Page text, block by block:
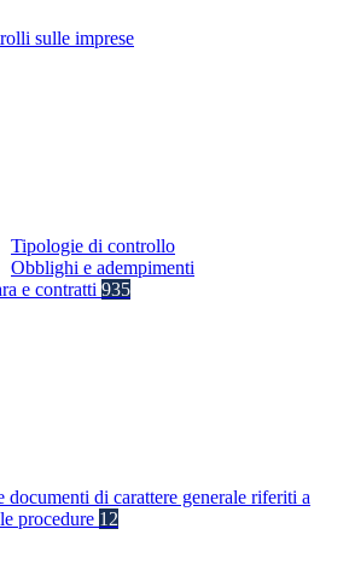
sulle imprese
Tipologie di controllo
Obblighi e adempimenti
e contratti 935
documenti di carattere generale riferiti a
procedure 12